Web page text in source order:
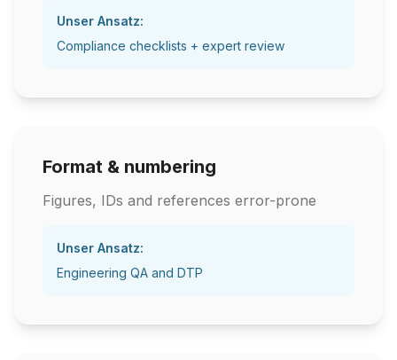
Unser Ansatz:
Compliance checklists + expert review
Format & numbering
Figures, IDs and references error-prone
Unser Ansatz:
Engineering QA and DTP